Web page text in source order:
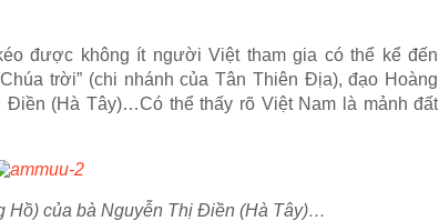
được không ít người Việt tham gia có thể kể đến
trời” (chi nhánh của Tân Thiên Địa), đạo Hoàng
(Hà Tây)…Có thể thấy rõ Việt Nam là mảnh đất
Hồ) của bà Nguyễn Thị Điền (Hà Tây)…